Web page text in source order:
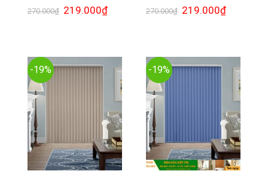
270.000₫ Giá
gốc
219.000₫Giá
hiện
270.000₫ Giá
gốc
219.000₫Giá
hiện
-19% -19%